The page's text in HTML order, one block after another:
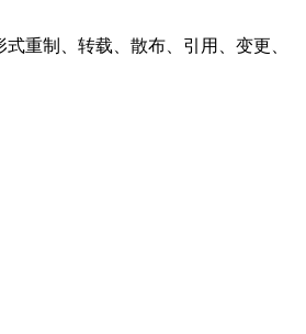
重制、转载、散布、引用、变更、